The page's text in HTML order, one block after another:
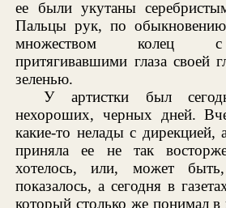
ее были укутаны
Пальцы рук, по
множеством колец с
притягивавшими глаза своей
зеленью.
У артистки был
нехороших, черных дней.
какие-то нелады с дирекцией,
приняла ее не так
хотелось, или, может
показалось, а сегодня в
который столько же понимал в